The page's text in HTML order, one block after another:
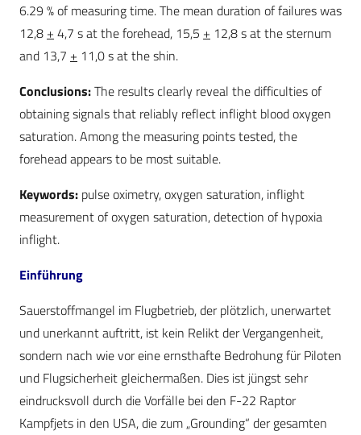
6.29 % of measuring time. The mean duration of failures was
12,8 + 4,7 s at the forehead, 15,5 + 12,8 s at the sternum
and 13,7 + 11,0 s at the shin.
Conclusions:The results clearly reveal the difficulties of
obtaining signals that reliably reflect inflight blood oxygen
saturation. Among the measuring points tested, the
forehead appears to be most suitable.
Keywords: pulse oximetry, oxygen saturation, inflight
measurement of oxygen saturation, detection of hypoxia
inflight.
Einführung
Sauerstoffmangel im Flugbetrieb, der plötzlich, unerwartet
und unerkannt auftritt, ist kein Relikt der Vergangenheit,
sondern nach wie vor eine ernsthafte Bedrohung für Piloten
und Flugsicherheit gleichermaßen. Dies ist jüngst sehr
eindrucksvoll durch die Vorfälle bei den F-22 Raptor
Kampfjets in den USA, die zum „Grounding“ der gesamten